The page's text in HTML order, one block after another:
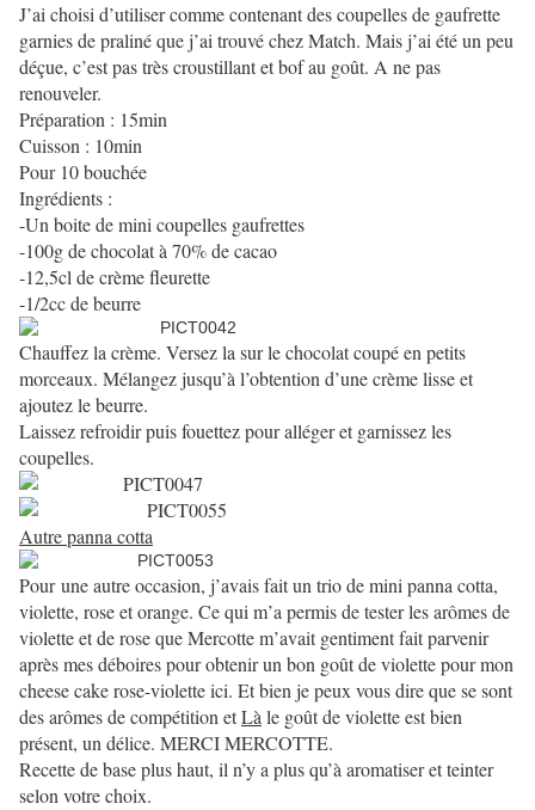
J’ai choisi d’utiliser comme contenant des coupelles de gaufrette
garnies de praliné que j’ai trouvé chez Match. Mais j’ai été un peu
déçue, c’est pas très croustillant et bof au goût. A ne pas
renouveler.
Préparation : 15min
Cuisson : 10min
Pour 10 bouchée
Ingrédients :
-Un boite de mini coupelles gaufrettes
-100g de chocolat à 70% de cacao
-12,5cl de crème fleurette
-1/2cc de beurre
Chauffez la crème. Versez la sur le chocolat coupé en petits
morceaux. Mélangez jusqu’à l’obtention d’une crème lisse et
ajoutez le beurre.
Laissez refroidir puis fouettez pour alléger et garnissez les
coupelles.
Autre panna cotta
Pour une autre occasion, j’avais fait un trio de mini panna cotta,
violette, rose et orange. Ce qui m’a permis de tester les arômes de
violette et de rose que Mercotte m’avait gentiment fait parvenir
après mes déboires pour obtenir un bon goût de violette pour mon
cheese cake rose-violette ici. Et bien je peux vous dire que se sont
des arômes de compétition etLà le goût de violette est bien
présent, un délice. MERCI MERCOTTE.
Recette de base plus haut, il n’y a plus qu’à aromatiser et teinter
selon votre choix.